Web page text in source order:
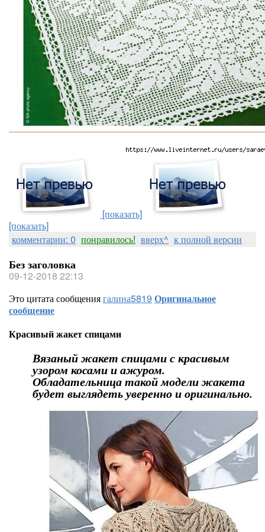
[показать]
[показать]
комментарии: 0 понравилось! вверх^ к полной версии
Без заголовка
09-12-2018 22:13
Это цитата сообщениягалина5819 Оригинальное
сообщение
Красивый жакет спицами
Вязаный жакет спицами с красивым
узором косами и ажуром.
Обладательница такой модели жакета
будет выглядеть уверенно и оригинально.